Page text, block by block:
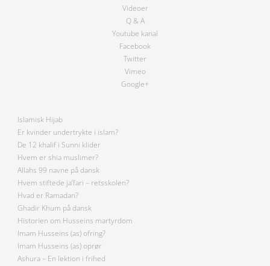
Videoer
Q & A
Youtube kanal
Facebook
Twitter
Vimeo
Google+
Islamisk Hijab
Er kvinder undertrykte i islam?
De 12 khalif i Sunni klider
Hvem er shia muslimer?
Allahs 99 navne på dansk
Hvem stiftede ja’fari – retsskolen?
Hvad er Ramadan?
Ghadir Khum på dansk
Historien om Husseins martyrdom
Imam Husseins (as) ofring?
Imam Husseins (as) oprør
Ashura – En lektion i frihed